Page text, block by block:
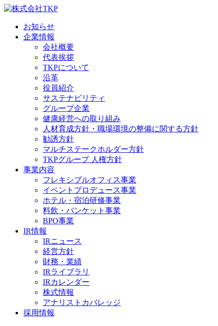
お知らせ
企業情報
会社概要
代表挨拶
TKPについて
沿革
役員紹介
サステナビリティ
グループ企業
健康経営への取り組み
人材育成方針・職場環境の整備に関する方針
勧誘方針
マルチステークホルダー方針
TKPグループ 人権方針
事業内容
フレキシブルオフィス事業
イベントプロデュース事業
ホテル・宿泊研修事業
料飲・バンケット事業
BPO事業
IR情報
IRニュース
経営方針
財務・業績
IRライブラリ
IRカレンダー
株式情報
アナリストカバレッジ
採用情報